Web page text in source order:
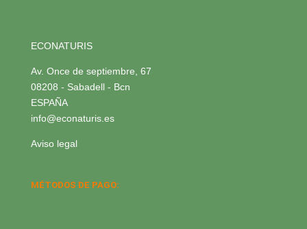
ECONATURIS
Av. Once de septiembre, 67
08208 - Sabadell - Bcn
ESPAÑA
info@econaturis.es
Aviso legal
MÉTODOS DE PAGO: